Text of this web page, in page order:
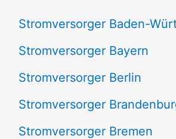
h
:
Stromversorger Baden-
Stromversorger Bayern
Stromversorger Berlin
Stromversorger
Stromversorger Bremen